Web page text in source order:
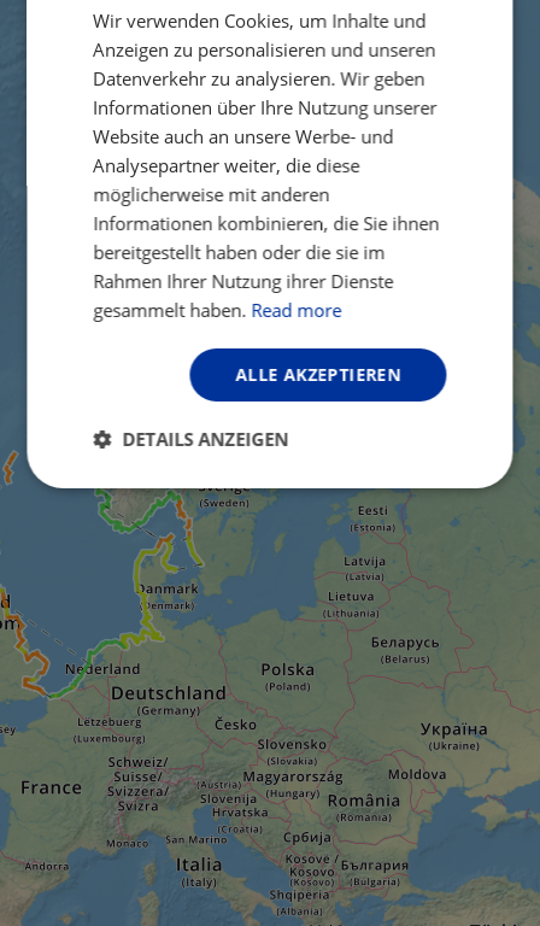
FRENCH
Wir verwenden Cookies, um Inhalte und
Anzeigen zu personalisieren und unseren
Datenverkehr zu analysieren. Wir geben
Informationen über Ihre Nutzung unserer
Website auch an unsere Werbe- und
Analysepartner weiter, die diese
möglicherweise mit anderen
Informationen kombinieren, die Sie ihnen
bereitgestellt haben oder die sie im
Rahmen Ihrer Nutzung ihrer Dienste
gesammelt haben. Read more
ALLE AKZEPTIEREN
DETAILS ANZEIGEN
Unbedingt
erforderlich
Performance
Targeting Funktionalität
Unklassifizierte
Unbedingt erforderlich
Performance
Targeting
Funktionalität Unklassifizierte